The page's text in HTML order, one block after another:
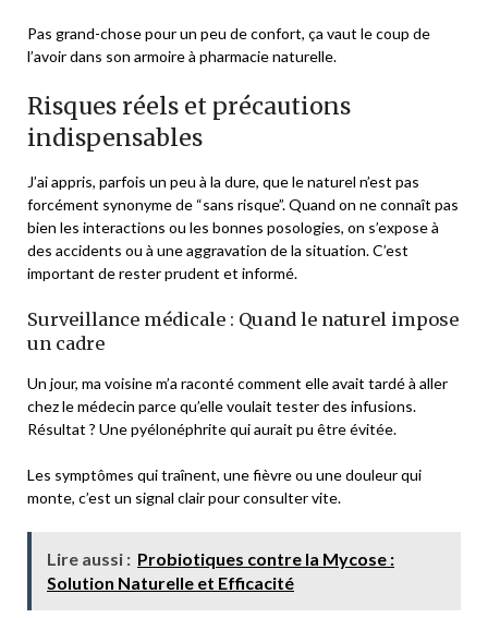
Pas grand-chose pour un peu de confort, ça vaut le coup de
l’avoir dans son armoire à pharmacie naturelle.
Risques réels et précautions
indispensables
J’ai appris, parfois un peu à la dure, que le naturel n’est pas
forcément synonyme de “sans risque”. Quand on ne connaît pas
bien les interactions ou les bonnes posologies, on s’expose à
des accidents ou à une aggravation de la situation. C’est
important de rester prudent et informé.
Surveillance médicale : Quand le naturel impose
un cadre
Un jour, ma voisine m’a raconté comment elle avait tardé à aller
chez le médecin parce qu’elle voulait tester des infusions.
Résultat ? Une pyélonéphrite qui aurait pu être évitée.
Les symptômes qui traînent, une fièvre ou une douleur qui
monte, c’est un signal clair pour consulter vite.
Lire aussi : Probiotiques contre la Mycose :
Solution Naturelle et Efficacité